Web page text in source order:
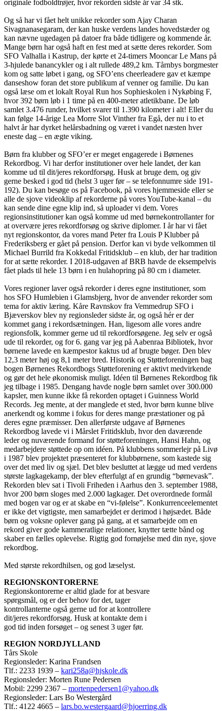
originale fodboldtrøjer, hvor rekorden sidste år var 34 stk.
Og så har vi fået helt unikke rekorder som Ajay Charan
Sivagnanasegaram, der kan huske verdens landes hovedstæder og
kan nævne ugedagen på datoer fra både tidligere og kommende år.
Mange børn har også haft en fest med at sætte deres rekorder. Som
SFO Valhalla i Kastrup, der kørte et 24-timers Mooncar Le Mans på
3-hjulede banancykler og i alt rullede 489,2 km. Tårnbys borgmester
kom og satte løbet i gang, og SFO’ens cheerleadere gav et kæmpe
danseshow foran det store publikum af venner og familie. Du kan
også læse om et lokalt Royal Run hos Sophieskolen i Nykøbing F,
hvor 392 børn løb i 1 time på en 400-meter atletikbane. De løb
samlet 3.476 runder, hvilket svarer til 1.390 kilometer i alt! Eller du
kan følge 14-årige Lea Morre Slot Vinther fra Egå, der nu i to et
halvt år har dyrket helårsbadning og været i vandet næsten hver
eneste dag – en ægte viking.
Børn fra klubber og SFO’er er meget engagerede i Børnenes
Rekordbog. Vi har derfor institutioner over hele landet, der kan
komme ud til dit/jeres rekordforsøg. Husk at bruge dem, og giv
gerne besked i god tid (helst 3 uger før – se telefonnumre side 191-
192). Du kan besøge os på Facebook, på vores hjemmeside eller se
alle de sjove videoklip af rekorderne på vores YouTube-kanal – du
kan sende dine egne klip ind, så uploader vi dem. Vores
regionsinstitutioner kan også komme ud med børnekontrollanter for
at overvære jeres rekordforsøg og skrive diplomer. I år har vi fået
nyt regionskontor, da vores mand Peter fra Louis P Klubber på
Frederiksberg er gået på pension. Derfor kan vi byde velkommen til
Michael Burrild fra Kokkedal Fritidsklub – en klub, der har tradition
for at sætte rekorder. I 2018-udgaven af BRB havde de eksempelvis
fået plads til hele 13 børn i en hulahopring på 80 cm i diameter.
Vores regioner laver også rekorder i deres egne institutioner, som
hos SFO Humlebien i Glamsbjerg, hvor de anvender rekorder som
tema for aktiv læring. Kåre Ravnskov fra Vemmedrup SFO i
Bjæverskov blev ny regionsleder sidste år, og også hér er der
kommet gang i rekordsætningen. Han, ligesom alle vores andre
regionsfolk, kommer gerne ud til rekordforsøgene. Jeg selv er også
ude til rekorder, og for 6. gang var jeg på Aabenraa Bibliotek, hvor
børnene lavede en kæmpestor kaktus ud af brugte bøger. Den blev
12,3 meter høj og 8,1 meter bred. Historik og Støtteforeningen bag
bogen Børnenes Rekordbogs Støtteforening er aktivt medvirkende
og gør det hele økonomisk muligt. Idéen til Børnenes Rekordbog fik
jeg tilbage i 1985. Dengang havde nogle børn samlet over 300.000
kapsler, men kunne ikke få rekorden optaget i Guinness World
Records. Jeg mente, at der manglede et sted, hvor børn kunne blive
anerkendt og komme i fokus for deres mange præstationer og på
deres egne præmisser. Den allerførste udgave af Børnenes
Rekordbog lavede vi i Mårslet Fritidsklub, hvor den daværende
leder og nuværende formand for støtteforeningen, Hansi Hahn, og
medarbejdere støttede op om idéen. På klubbens sommerlejr på Livø
i 1987 blev projektet præsenteret for klubbørnene, som kastede sig
over det med liv og sjæl. Det blev besluttet at lægge ud med verdens
største lagkagekamp, der blev efterfulgt af en grundig “børnevask”.
Rekorden blev sat i Tivoli Friheden i Aarhus den 3. september 1988,
hvor 200 børn sloges med 2.000 lagkager. Det overordnede formål
med bogen var og er at skabe en “vi-følelse”. Konkurrenceelementet
er ikke det vigtigste, men samarbejdet er derimod i højsædet. Både
børn og voksne oplever gang på gang, at et samarbejde om en
rekord giver gode kammeratlige relationer, knytter tætte bånd og
skaber en fælles oplevelse. Rigtig god fornøjelse med din nye, sjove
rekordbog.
Med største rekordhilsen, og god læselyst.
REGIONSKONTORERNE
Regionskontorerne er altid glade for at besvare
spørgsmål, og er der behov for det, tager
kontrollanterne også gerne ud for at kontrollere
dit/jeres rekordforsøg. Husk at kontakte dem i
god tid inden forsøget – og senest 3 uger før.
REGION NORDJYLLAND
Tårs Skole
Regionsleder: Karina Frandsen
Tlf.: 2233 1939 – kari258a@hjskole.dk
Regionsleder: Morten Rune Pedersen
Mobil: 2299 2367 – mortenpedersen1@yahoo.dk
Regionsleder: Lars Bo Westergård
Tlf.: 4122 4665 – lars.bo.westergaard@hjoerring.dk